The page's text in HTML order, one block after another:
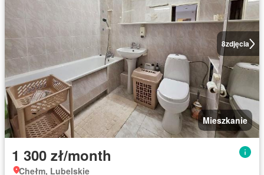
8zdjęcia
Mieszkanie
1 300 zł/month
Chełm, Lubelskie